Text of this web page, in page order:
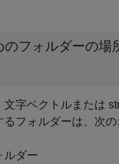
のフォルダーの場
字ベクトルまたは
フォルダーは、次
ルダー